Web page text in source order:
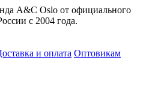
A&C Oslo от официального
с 2004 года.
и оплата Оптовикам